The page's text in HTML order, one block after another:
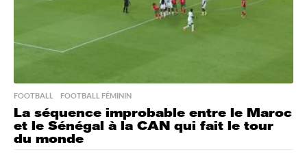
FOOTBALL ,FOOTBALL FÉMININ
La séquence improbable entre le Maroc
et le Sénégal à la CAN qui fait le tour
du monde